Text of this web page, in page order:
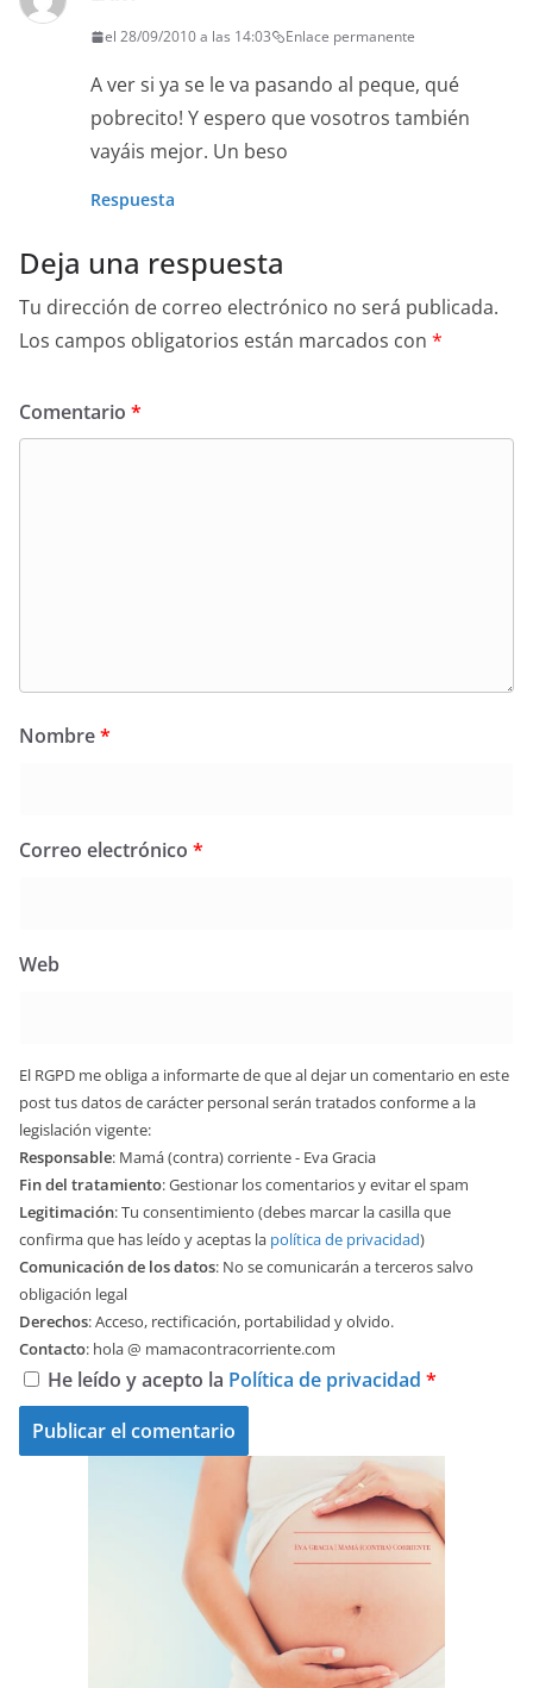
el 28/09/2010 a las 14:03 Enlace permanente
A ver si ya se le va pasando al peque, qué
pobrecito! Y espero que vosotros también
vayáis mejor. Un beso
Respuesta
Deja una respuesta
Tu dirección de correo electrónico no será publicada.
Los campos obligatorios están marcados con *
Comentario *
Nombre*
Correo electrónico *
Web
El RGPD me obliga a informarte de que al dejar un comentario en este
post tus datos de carácter personal serán tratados conforme a la
legislación vigente:
Responsable: Mamá (contra) corriente - Eva Gracia
Fin del tratamiento: Gestionar los comentarios y evitar el spam
Legitimación: Tu consentimiento (debes marcar la casilla que
confirma que has leído y aceptas la política de privacidad)
Comunicación de los datos: No se comunicarán a terceros salvo
obligación legal
Derechos: Acceso, rectificación, portabilidad y olvido.
Contacto: hola @ mamacontracorriente.com
He leído y acepto la Política de privacidad *